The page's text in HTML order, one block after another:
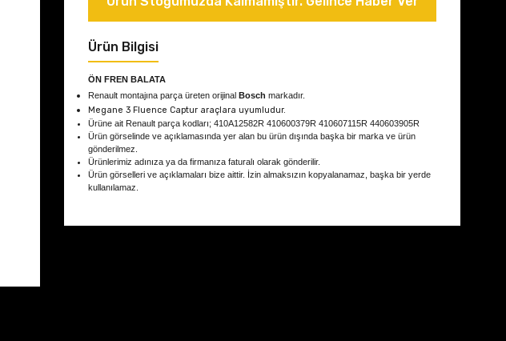
Ürün Bilgisi
ÖN FREN BALATA
Renault montajına parça üreten orijinal Bosch markadır.
Megane 3 Fluence Captur araçlara uyumludur.
Ürüne ait Renault parça kodları; 410A12582R 410600379R 410607115R 440603905R
Ürün görselinde ve açıklamasında yer alan bu ürün dışında başka bir marka ve ürün
gönderilmez.
Ürünlerimiz adınıza ya da firmanıza faturalı olarak gönderilir.
Ürün görselleri ve açıklamaları bize aittir. İzin almaksızın kopyalanamaz, başka bir yerde
kullanılamaz.